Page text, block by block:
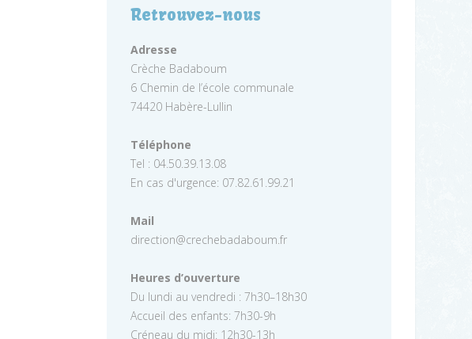
Retrouvez-nous
Adresse
Crèche Badaboum
6 Chemin de l’école communale
74420 Habère-Lullin
Téléphone
Tel : 04.50.39.13.08
En cas d'urgence: 07.82.61.99.21
Mail
direction@crechebadaboum.fr
Heures d’ouverture
Du lundi au vendredi : 7h30–18h30
Accueil des enfants: 7h30-9h
Créneau du midi: 12h30-13h